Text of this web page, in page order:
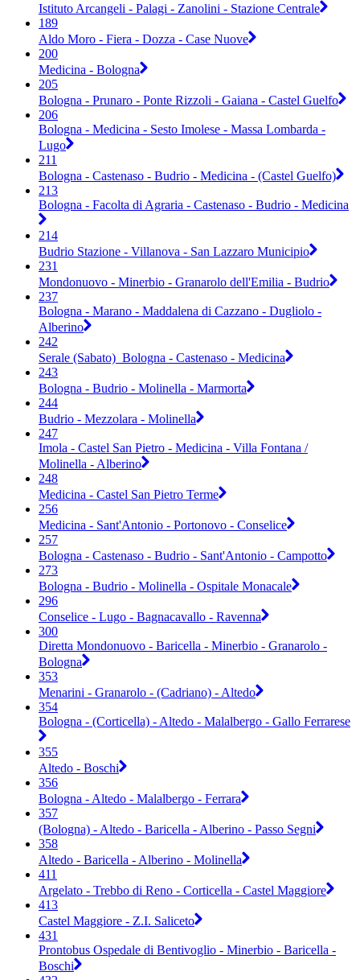
Istituto Arcangeli - Palagi - Zanolini - Stazione Centrale
189
Aldo Moro - Fiera - Dozza - Case Nuove
200
Medicina - Bologna
205
Bologna - Prunaro - Ponte Rizzoli - Gaiana - Castel Guelfo
206
Bologna - Medicina - Sesto Imolese - Massa Lombarda -
Lugo
211
Bologna - Castenaso - Budrio - Medicina - (Castel Guelfo)
213
Bologna - Facolta di Agraria - Castenaso - Budrio - Medicina
214
Budrio Stazione - Villanova - San Lazzaro Municipio
231
Mondonuovo - Minerbio - Granarolo dell'Emilia - Budrio
237
Bologna - Marano - Maddalena di Cazzano - Dugliolo -
Alberino
242
Serale (Sabato)_Bologna - Castenaso - Medicina
243
Bologna - Budrio - Molinella - Marmorta
244
Budrio - Mezzolara - Molinella
247
Imola - Castel San Pietro - Medicina - Villa Fontana /
Molinella - Alberino
248
Medicina - Castel San Pietro Terme
256
Medicina - Sant'Antonio - Portonovo - Conselice
257
Bologna - Castenaso - Budrio - Sant'Antonio - Campotto
273
Bologna - Budrio - Molinella - Ospitale Monacale
296
Conselice - Lugo - Bagnacavallo - Ravenna
300
Diretta Mondonuovo - Baricella - Minerbio - Granarolo -
Bologna
353
Menarini - Granarolo - (Cadriano) - Altedo
354
Bologna - (Corticella) - Altedo - Malalbergo - Gallo Ferrarese
355
Altedo - Boschi
356
Bologna - Altedo - Malalbergo - Ferrara
357
(Bologna) - Altedo - Baricella - Alberino - Passo Segni
358
Altedo - Baricella - Alberino - Molinella
411
Argelato - Trebbo di Reno - Corticella - Castel Maggiore
413
Castel Maggiore - Z.I. Saliceto
431
Prontobus Ospedale di Bentivoglio - Minerbio - Baricella -
Boschi